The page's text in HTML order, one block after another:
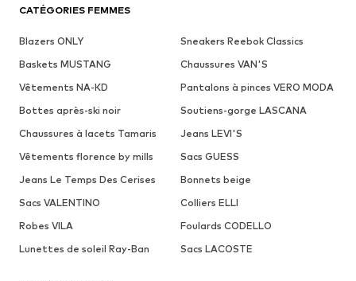
CATÉGORIES FEMMES
Blazers ONLY
Sneakers Reebok Classics
Baskets MUSTANG
Chaussures VAN'S
Vêtements NA-KD
Pantalons à pinces VERO MODA
Bottes après-ski noir
Soutiens-gorge LASCANA
Chaussures à lacets Tamaris
Jeans LEVI'S
Vêtements florence by mills
Sacs GUESS
Jeans Le Temps Des Cerises
Bonnets beige
Sacs VALENTINO
Colliers ELLI
Robes VILA
Foulards CODELLO
Lunettes de soleil Ray-Ban
Sacs LACOSTE